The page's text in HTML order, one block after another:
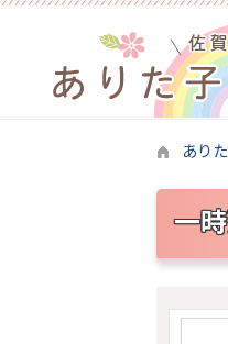
あり
一